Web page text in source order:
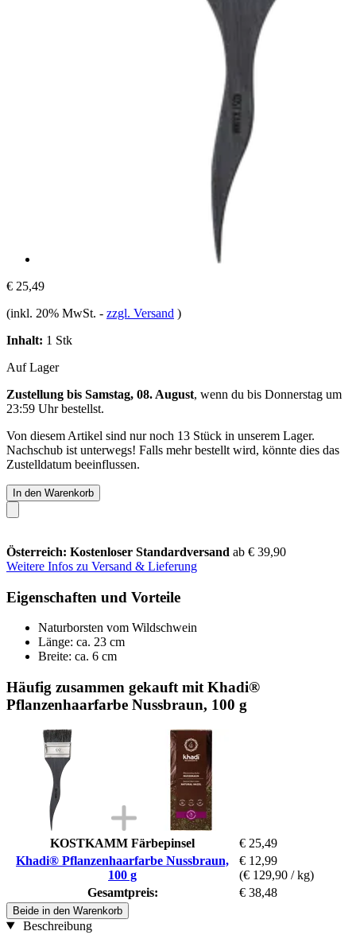
€ 25,49
(inkl. 20% MwSt. - zzgl. Versand )
Inhalt: 1 Stk
Auf Lager
Zustellung bis Samstag, 08. August, wenn du bis Donnerstag um
23:59 Uhrbestellst.
Von diesem Artikel sind nur noch 13 Stück in unserem Lager.
Nachschub ist unterwegs! Falls mehr bestellt wird, könnte dies das
Zustelldatum beeinflussen.
In den Warenkorb
Österreich: Kostenloser Standardversand ab € 39,90
Weitere Infos zu Versand & Lieferung
Eigenschaften und Vorteile
Naturborsten vom Wildschwein
Länge: ca. 23 cm
Breite: ca. 6 cm
Häufig zusammen gekauft mit Khadi®
Pflanzenhaarfarbe Nussbraun, 100 g
KOSTKAMM Färbepinsel
€ 25,49
Khadi® Pflanzenhaarfarbe Nussbraun,
100 g
€ 12,99
(€ 129,90 / kg)
Gesamtpreis:
€ 38,48
Beide in den Warenkorb
Beschreibung